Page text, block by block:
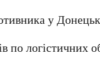
у
по логістичних